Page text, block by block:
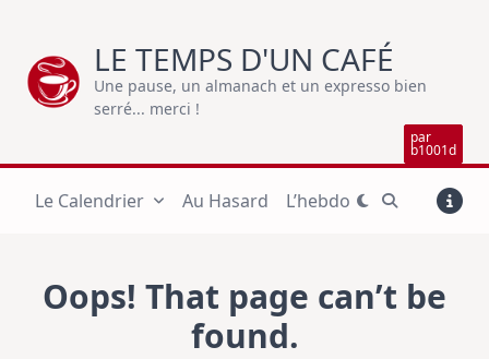
content
LE TEMPS D'UN CAFÉ
Une pause, un almanach et un expresso bien
serré... merci !
par
b1001d
Le Calendrier Au Hasard L’hebdo
Oops! That page can’t be
found.